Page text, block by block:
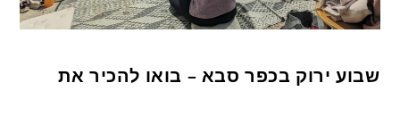
שבוע ירוק בכפר סבא – בואו להכיר את